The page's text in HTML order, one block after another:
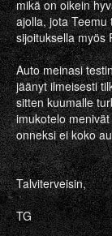
mikä on oikein
ajolla, jota
sijoituksella myös
Auto meinasi
jäänyt ilmeisesti
sitten kuumalle
imukotelo
onneksi ei koko
Talviterveisin,
TG